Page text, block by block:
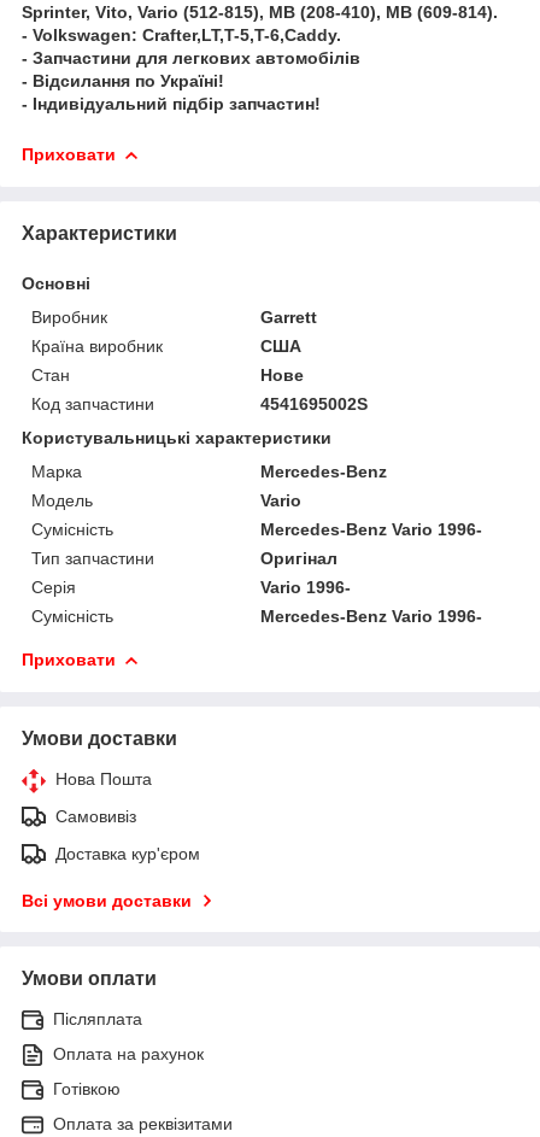
Sprinter, Vito, Vario (512-815), MB (208-410), MB (609-814).
- Volkswagen: Crafter,LT,T-5,T-6,Caddy.
- Запчастини для легкових автомобілів
- Відсилання по Україні!
- Індивідуальний підбір запчастин!
Приховати
Характеристики
Основні
Виробник
Garrett
Країна виробник
США
Стан
Нове
Код запчастини
4541695002S
Користувальницькі характеристики
Марка
Mercedes-Benz
Модель
Vario
Сумісність
Mercedes-Benz Vario 1996-
Тип запчастини
Оригінал
Серія
Vario 1996-
Сумісність
Mercedes-Benz Vario 1996-
Приховати
Умови доставки
Нова Пошта
Самовивіз
Доставка кур'єром
Всі умови доставки
Умови оплати
Післяплата
Оплата на рахунок
Готівкою
Оплата за реквізитами